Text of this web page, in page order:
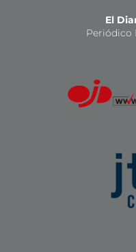
El
Periódico